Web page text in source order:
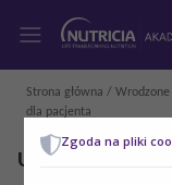
Strona główna /
dla pacjenta
Ulotka PKU
Zgoda na pliki